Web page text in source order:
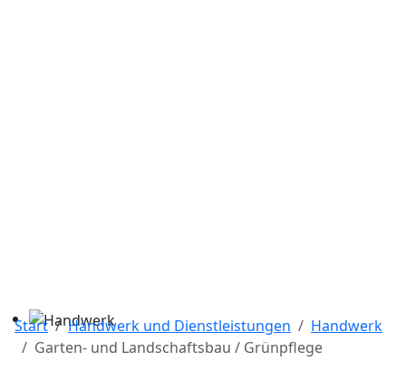
Start Handwerk und Dienstleistungen
Handwerk
Garten- und Landschaftsbau / Grünpflege